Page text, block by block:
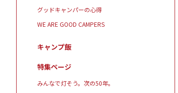
グッドキャンパーの心得
WE ARE GOOD CAMPERS
キャンプ飯
特集ページ
みんなで灯そう。次の50年。